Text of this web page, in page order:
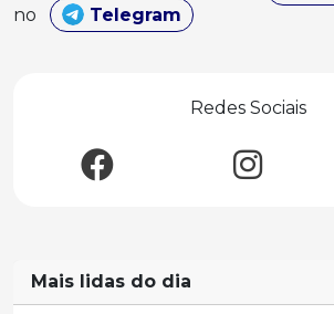
no
Telegram
Redes Sociais
Mais lidas do dia